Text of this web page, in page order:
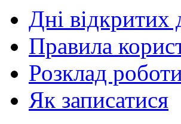
Дні відкритих
Правила
Розклад
Як записатися